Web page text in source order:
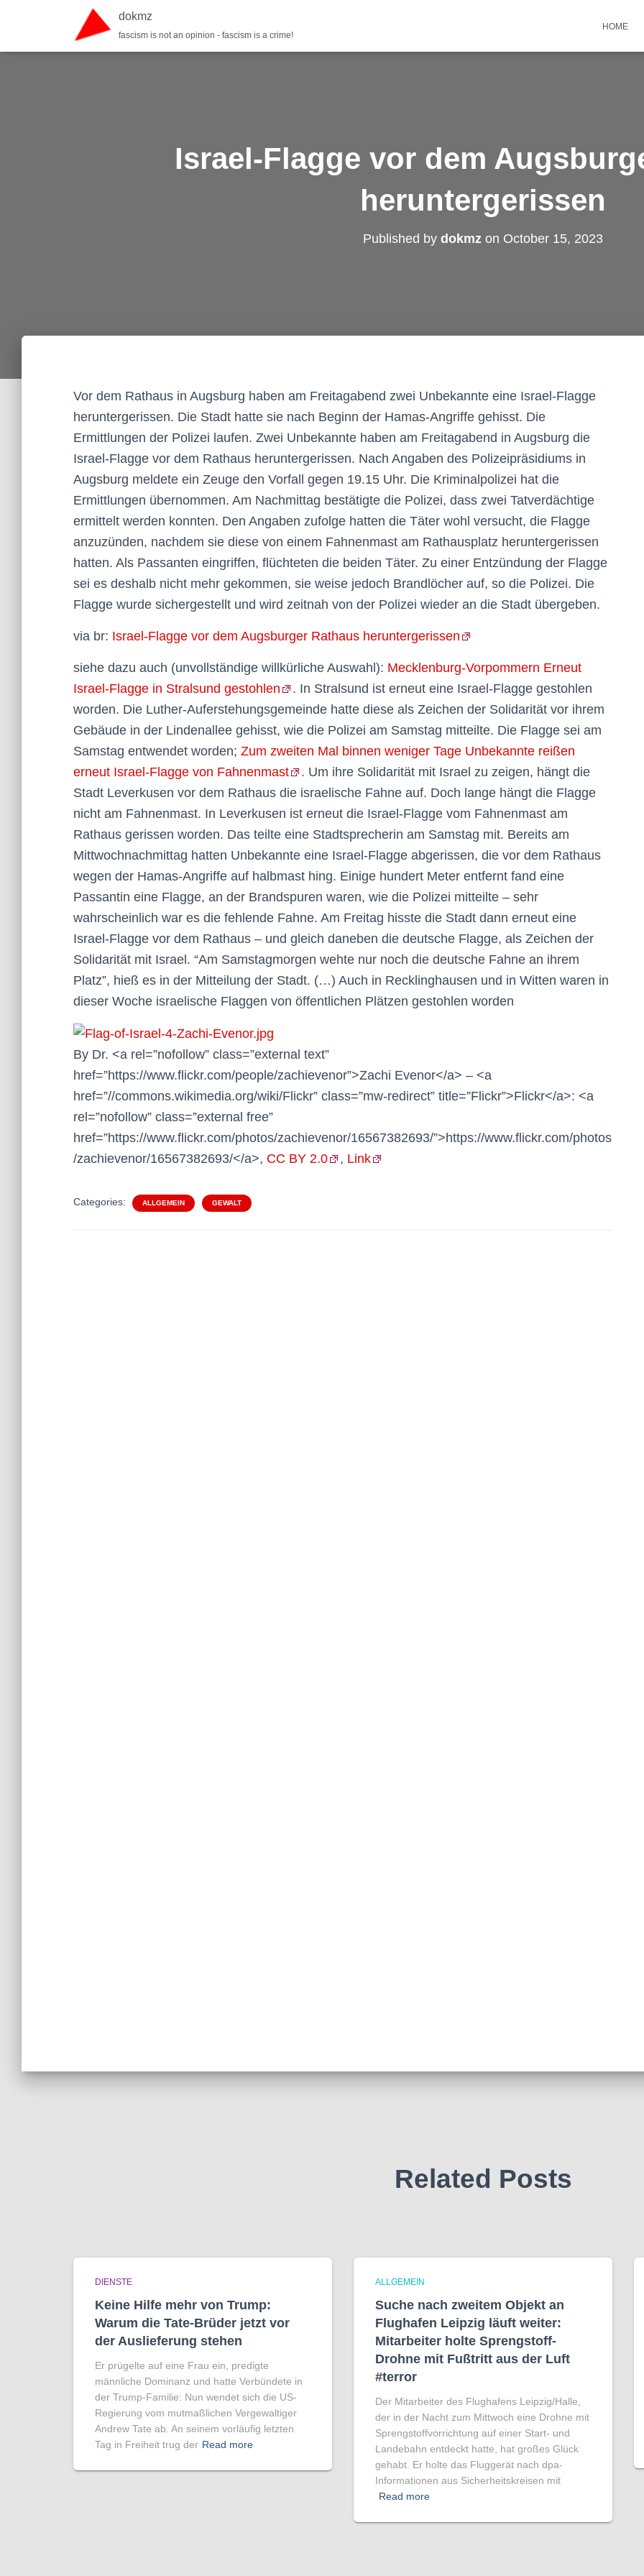
dokmz
fascism is not an opinion - fascism is a crime!
HOME
Israel-Flagge vor dem
heruntergerissen
Published by dokmz on October 15, 2023
Vor dem Rathaus in Augsburg haben am Freitagabend zwei Unbekannte eine Israel-Flagge
heruntergerissen. Die Stadt hatte sie nach Beginn der Hamas-Angriffe gehisst. Die
Ermittlungen der Polizei laufen. Zwei Unbekannte haben am Freitagabend in Augsburg die
Israel-Flagge vor dem Rathaus heruntergerissen. Nach Angaben des Polizeipräsidiums in
Augsburg meldete ein Zeuge den Vorfall gegen 19.15 Uhr. Die Kriminalpolizei hat die
Ermittlungen übernommen. Am Nachmittag bestätigte die Polizei, dass zwei Tatverdächtige
ermittelt werden konnten. Den Angaben zufolge hatten die Täter wohl versucht, die Flagge
anzuzünden, nachdem sie diese von einem Fahnenmast am Rathausplatz heruntergerissen
hatten. Als Passanten eingriffen, flüchteten die beiden Täter. Zu einer Entzündung der Flagge
sei es deshalb nicht mehr gekommen, sie weise jedoch Brandlöcher auf, so die Polizei. Die
Flagge wurde sichergestellt und wird zeitnah von der Polizei wieder an die Stadt übergeben.
via br: Israel-Flagge vor dem Augsburger Rathaus heruntergerissen
siehe dazu auch (unvollständige willkürliche Auswahl): Mecklenburg-Vorpommern Erneut
Israel-Flagge in Stralsund gestohlen
. In Stralsund ist erneut eine Israel-Flagge gestohlen
worden. Die Luther-Auferstehungsgemeinde hatte diese als Zeichen der Solidarität vor ihrem
Gebäude in der Lindenallee gehisst, wie die Polizei am Samstag mitteilte. Die Flagge sei am
Samstag entwendet worden; Zum zweiten Mal binnen weniger Tage Unbekannte reißen
erneut Israel-Flagge von Fahnenmast
. Um ihre Solidarität mit Israel zu zeigen, hängt die
Stadt Leverkusen vor dem Rathaus die israelische Fahne auf. Doch lange hängt die Flagge
nicht am Fahnenmast. In Leverkusen ist erneut die Israel-Flagge vom Fahnenmast am
Rathaus gerissen worden. Das teilte eine Stadtsprecherin am Samstag mit. Bereits am
Mittwochnachmittag hatten Unbekannte eine Israel-Flagge abgerissen, die vor dem Rathaus
wegen der Hamas-Angriffe auf halbmast hing. Einige hundert Meter entfernt fand eine
Passantin eine Flagge, an der Brandspuren waren, wie die Polizei mitteilte – sehr
wahrscheinlich war es die fehlende Fahne. Am Freitag hisste die Stadt dann erneut eine
Israel-Flagge vor dem Rathaus – und gleich daneben die deutsche Flagge, als Zeichen der
Solidarität mit Israel. “Am Samstagmorgen wehte nur noch die deutsche Fahne an ihrem
Platz”, hieß es in der Mitteilung der Stadt. (…) Auch in Recklinghausen und in Witten waren in
dieser Woche israelische Flaggen von öffentlichen Plätzen gestohlen worden
By Dr. <a rel=”nofollow” class=”external text”
href=”https://www.flickr.com/people/zachievenor”>Zachi Evenor</a> – <a
href=”//commons.wikimedia.org/wiki/Flickr” class=”mw-redirect” title=”Flickr”>Flickr</a>: <a
rel=”nofollow” class=”external free”
href=”https://www.flickr.com/photos/zachievenor/16567382693/”>https://www.flickr.com/photos
/zachievenor/16567382693/</a>, CC BY 2.0 , Link
Categories: ALLGEMEIN GEWALT
Related Posts
DIENSTE
Keine Hilfe mehr von Trump:
Warum die Tate-Brüder jetzt vor
der Auslieferung stehen
Er prügelte auf eine Frau ein, predigte
männliche Dominanz und hatte Verbündete in
der Trump-Familie: Nun wendet sich die US-
Regierung vom mutmaßlichen Vergewaltiger
Andrew Tate ab. An seinem vorläufig letzten
Tag in Freiheit trug der Read more
ALLGEMEIN
Suche nach zweitem Objekt an
Flughafen Leipzig läuft weiter:
Mitarbeiter holte Sprengstoff-
Drohne mit Fußtritt aus der Luft
#terror
Der Mitarbeiter des Flughafens Leipzig/Halle,
der in der Nacht zum Mittwoch eine Drohne mit
Sprengstoffvorrichtung auf einer Start- und
Landebahn entdeckt hatte, hat großes Glück
gehabt. Er holte das Fluggerät nach dpa-
Informationen aus Sicherheitskreisen mit
Read more